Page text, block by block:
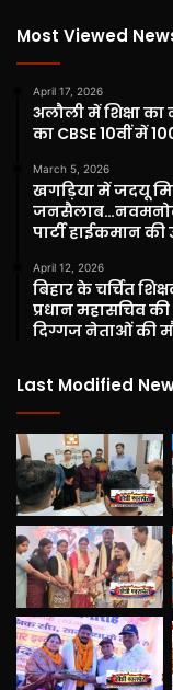
Most Viewed
April 17, 2026
अलौली में शिक्षा
का CBSE 10वीं में
March 5, 2026
खगड़िया में जदयू
पार्टी हाईकमान
April 12, 2026
बिहार के चर्चित
प्रधान महासचिव
दिग्गज नेताओं की
Last Modified